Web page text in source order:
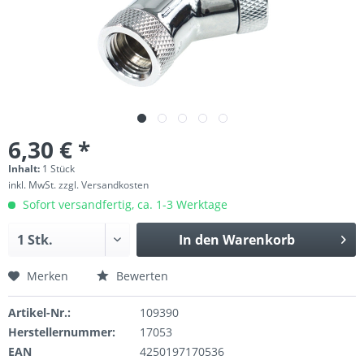
6,30 € *
Inhalt: 1 Stück
inkl. MwSt.zzgl. Versandkosten
Sofort versandfertig, ca. 1-3 Werktage
In den Warenkorb
Merken Bewerten
Artikel-Nr.:
109390
Herstellernummer:
17053
EAN
4250197170536